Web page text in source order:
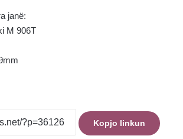
janë:
M 906T
Kopjo linkun